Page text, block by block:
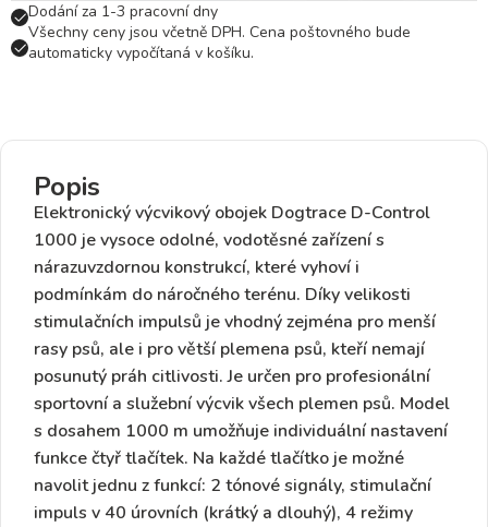
Dodání za 1-3 pracovní dny
Všechny ceny jsou včetně DPH. Cena poštovného bude
automaticky vypočítaná v košíku.
Popis
Elektronický výcvikový obojek Dogtrace D-Control
1000 je vysoce odolné, vodotěsné zařízení s
nárazuvzdornou konstrukcí, které vyhoví i
podmínkám do náročného terénu. Díky velikosti
stimulačních impulsů je vhodný zejména pro menší
rasy psů, ale i pro větší plemena psů, kteří nemají
posunutý práh citlivosti. Je určen pro profesionální
sportovní a služební výcvikvšech plemen psů. Model
s dosahem 1000 m umožňuje individuální nastavení
funkce čtyř tlačítek. Na každé tlačítko je možné
navolit jednu z funkcí: 2 tónové signály, stimulační
impuls v 40 úrovních (krátký a dlouhý), 4 režimy